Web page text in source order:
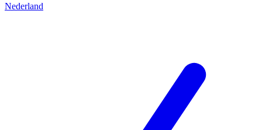
Nederland